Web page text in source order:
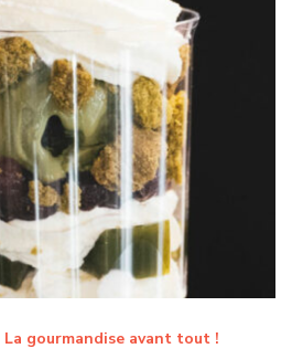
La gourmandise avant tout !